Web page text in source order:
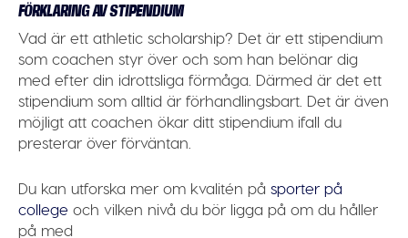
FÖRKLARING AV STIPENDIUM
Vad är ettathletic scholarship? Det är ett stipendium
som coachen styr över och som han belönar dig
med efter din idrottsliga förmåga. Därmed är det ett
stipendium som alltid är förhandlingsbart. Det är även
möjligt att coachen ökar ditt stipendium ifall du
presterar över förväntan.
Du kan utforska mer om kvalitén påsporter på
college och vilken nivå du bör ligga på om du håller
på med